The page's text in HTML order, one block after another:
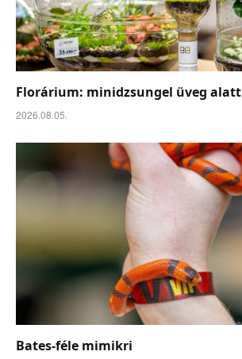
Florárium: minidzsungel üveg alatt
2026.08.05.
Bates-féle mimikri